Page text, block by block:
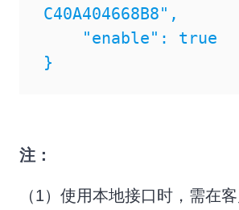
C40A404668B8",
}
注：
（1）使用本地接口时，需在